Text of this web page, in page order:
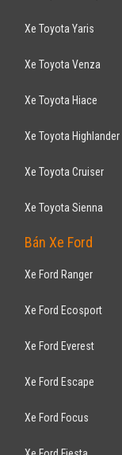
Xe Toyota Yaris
Xe Toyota Venza
Xe Toyota Hiace
Xe Toyota Highlander
Xe Toyota Cruiser
Xe Toyota Sienna
Bán Xe Ford
Xe Ford Ranger
Xe Ford Ecosport
Xe Ford Everest
Xe Ford Escape
Xe Ford Focus